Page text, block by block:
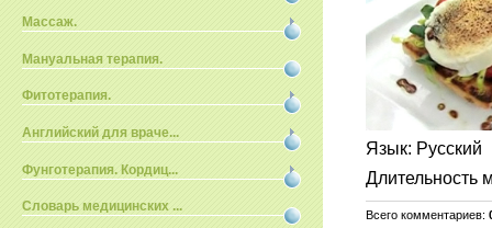
Массаж.
Мануальная терапия.
Фитотерапия.
Английский для враче...
Фунготерапия. Кордиц...
Словарь медицинских ...
Язык: Русский
Длительность
Всего комментариев: